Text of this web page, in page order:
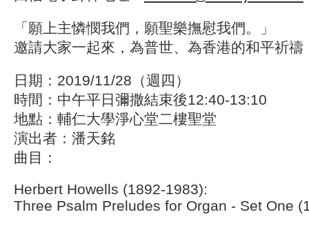
「願上主憐憫我們，願聖樂撫慰我們。」
邀請大家一起來，為普世、為香港的和平祈禱
日期：2019/11/28（週四）
時間：中午平日彌撒結束後12:40-13:10
地點：輔仁大學淨心堂二樓聖堂
演出者：潘天銘
曲目：
Herbert Howells (1892-1983):
Three Psalm Preludes for Organ - Set One